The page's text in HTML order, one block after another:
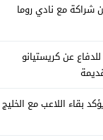
شراكة مع نادي روما
عن كريستيانو
بقاء اللاعب مع الخليج